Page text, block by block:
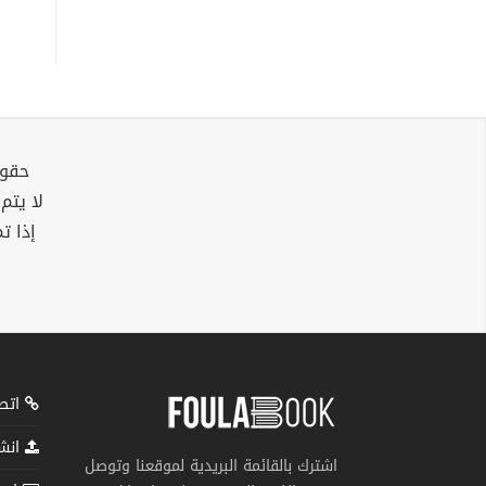
لا
إذا
اشترك بالقائمة البريدية لموقعنا وتوصل